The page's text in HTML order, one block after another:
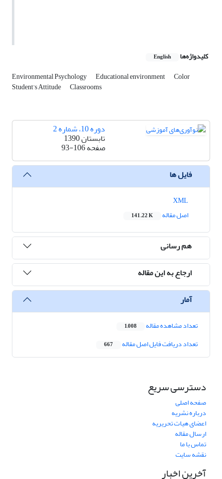
کلیدواژه‌ها English
Environmental Psychology Educational environment Color
Student’s Attitude Classrooms
دوره 10، شماره 2
تابستان 1390
صفحه93-106
فایل ها
اصل مقاله
141.22 K
هم رسانی
ارجاع به این مقاله
آمار
تعداد مشاهده مقاله 1,008
تعداد دریافت فایل اصل مقاله 667
دسترسی سریع
صفحه اصلی
درباره نشریه
اعضای هیات تحریریه
ارسال مقاله
تماس با ما
نقشه سایت
آخرین اخبار